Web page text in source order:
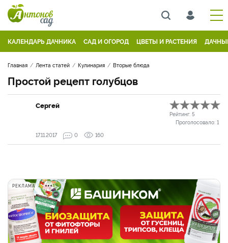
КАЛЕНДАРЬ ДАЧНИКА САД И ОГОРОД ЦВЕТЫ И РАСТЕНИЯ
Главная Лента статей Кулинария Вторые блюда
Простой рецепт голубцов
Сергей
Рейтинг: 5
Проголосовало: 1
17.11.2017
0 160
РЕКЛАМА